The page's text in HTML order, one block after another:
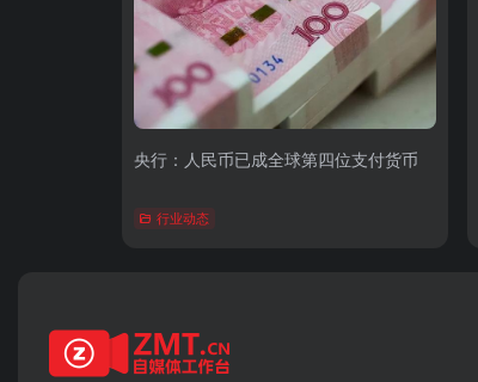
央行：人民币已成全球第四位支付货币
行业动态